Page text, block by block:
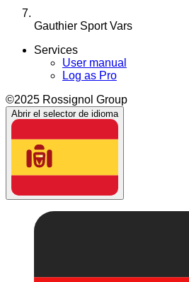
Gauthier Sport Vars
Services
User manual
Log as Pro
©2025 Rossignol Group
Abrir el selector de idioma